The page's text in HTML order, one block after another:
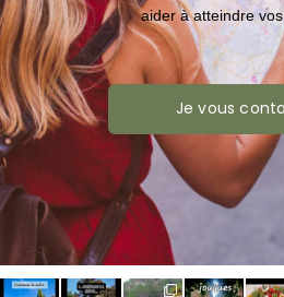
aider à atteindre
Je vous